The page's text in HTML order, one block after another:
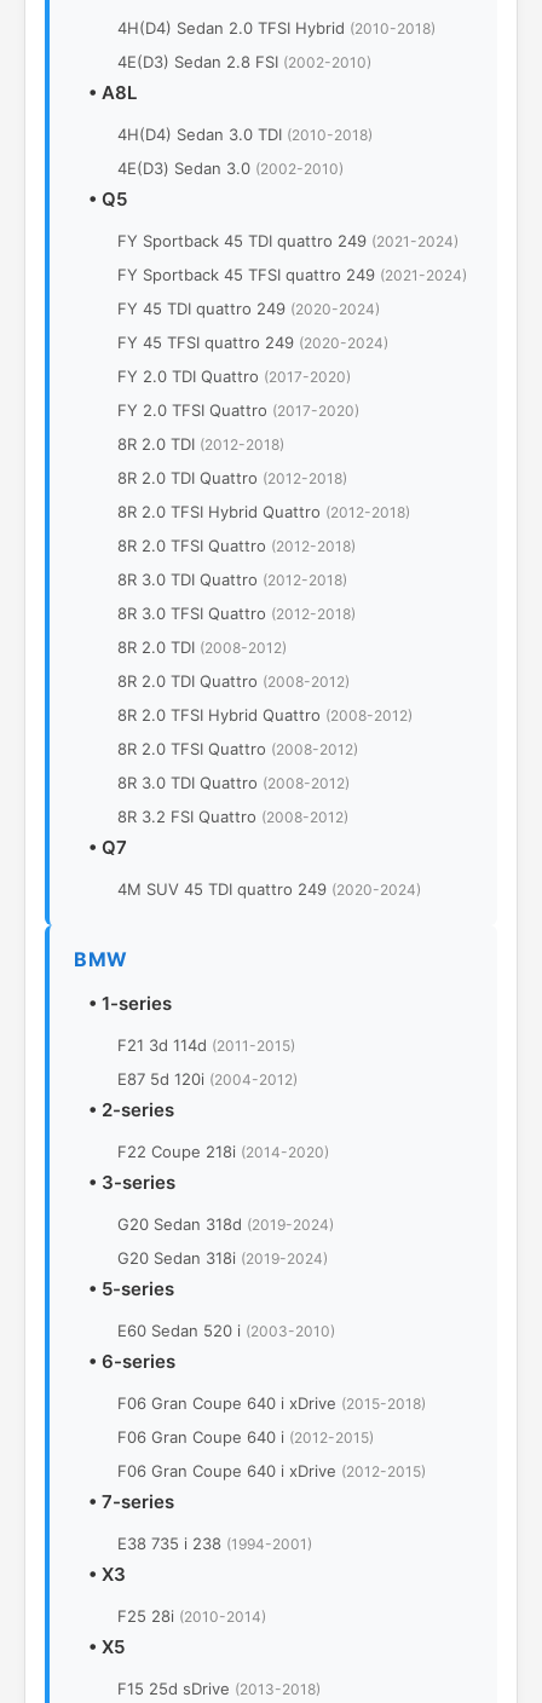
4H(D4) Sedan 2.0 TFSI Hybrid (2010-2018)
4E(D3) Sedan 2.8 FSI (2002-2010)
• A8L
4H(D4) Sedan 3.0 TDI (2010-2018)
4Е(D3) Sedan 3.0 (2002-2010)
• Q5
FY Sportback 45 TDI quattro 249 (2021-2024)
FY Sportback 45 TFSI quattro 249 (2021-2024)
FY 45 TDI quattro 249 (2020-2024)
FY 45 TFSI quattro 249 (2020-2024)
FY 2.0 TDI Quattro (2017-2020)
FY 2.0 TFSI Quattro (2017-2020)
8R 2.0 TDI (2012-2018)
8R 2.0 TDI Quattro (2012-2018)
8R 2.0 TFSI Hybrid Quattro (2012-2018)
8R 2.0 TFSI Quattro (2012-2018)
8R 3.0 TDI Quattro (2012-2018)
8R 3.0 TFSI Quattro (2012-2018)
8R 2.0 TDI (2008-2012)
8R 2.0 TDI Quattro (2008-2012)
8R 2.0 TFSI Hybrid Quattro (2008-2012)
8R 2.0 TFSI Quattro (2008-2012)
8R 3.0 TDI Quattro (2008-2012)
8R 3.2 FSI Quattro (2008-2012)
• Q7
4M SUV 45 TDI quattro 249 (2020-2024)
BMW
• 1-series
F21 3d 114d (2011-2015)
E87 5d 120i (2004-2012)
• 2-series
F22 Coupe 218i (2014-2020)
• 3-series
G20 Sedan 318d (2019-2024)
G20 Sedan 318i (2019-2024)
• 5-series
E60 Sedan 520 i (2003-2010)
• 6-series
F06 Gran Coupe 640 i xDrive (2015-2018)
F06 Gran Coupe 640 i (2012-2015)
F06 Gran Coupe 640 i xDrive (2012-2015)
• 7-series
E38 735 i 238 (1994-2001)
• X3
F25 28i (2010-2014)
• X5
F15 25d sDrive (2013-2018)